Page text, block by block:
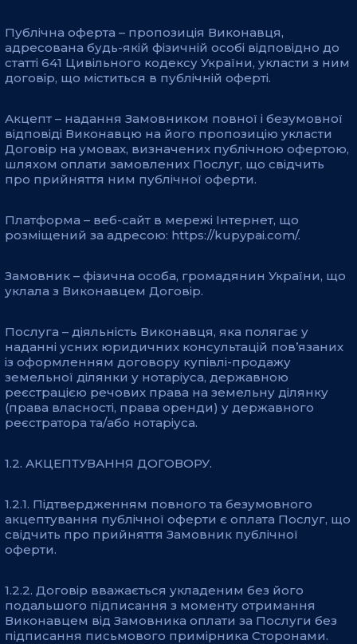
Публічна оферта – пропозиція Виконавця,
адресована будь-якій фізичній особі відповідно до
статті 641 Цивільного кодексу України, укласти з ним
договір, що міститься в публічній оферті.
Акцепт – надання Замовником повної і безумовної
відповіді Виконавцю на його пропозицію укласти
Договір на умовах, визначених публічною офертою,
шляхом оплати замовлених Послуг, що свідчить
про прийняття ним публічної оферти.
Платформа – веб-сайт в мережі Інтернет, що
розміщений за адресою: https://kupypai.com/.
Замовник – фізична особа, громадянин України, що
уклала з Виконавцем Договір.
Послуга – діяльність Виконавця, яка полягає у
наданні усних юридичних консультацій пов’язаних
із оформленням договору купівлі-продажу
земельної ділянки у нотаріуса, державною
реєстрацією речових права на земельну ділянку
(права власності, права оренди) у державного
реєстратора та/або нотаріуса.
1.2. АКЦЕПТУВАННЯ ДОГОВОРУ.
1.2.1. Підтвердженням повного та безумовного
акцептування публічної оферти є оплата Послуг, що
свідчить про прийняття Замовник публічної
оферти.
1.2.2. Договір вважається укладеним без його
подальшого підписання з моменту отримання
Виконавцем від Замовника оплати за Послуги без
підписання письмового примірника Сторонами.